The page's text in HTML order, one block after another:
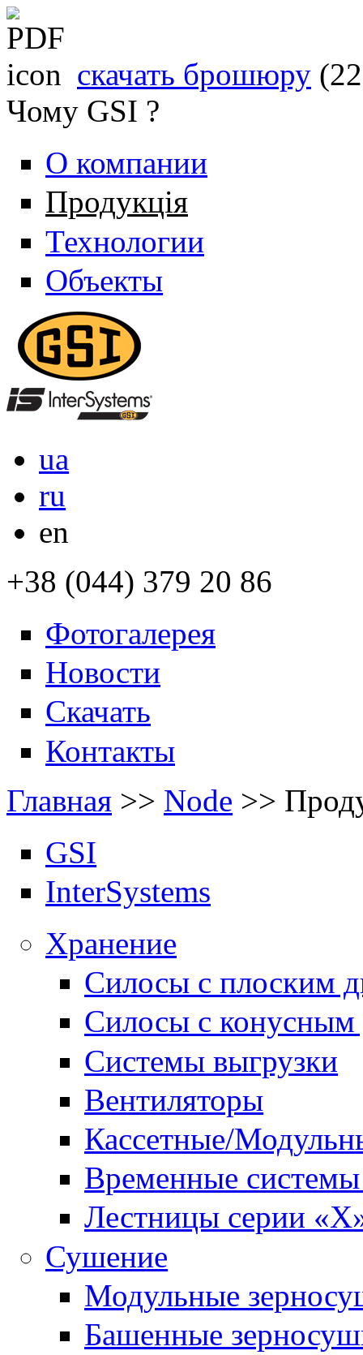
скачать брошюру
Чому GSI ?
О компании
Продукція
Технологии
Объекты
ua
ru
en
+38 (044) 379 20 86
Фотогалерея
Новости
Скачать
Контакты
Главная >> Node >>
GSI
InterSystems
Хранение
Силосы с плоским
Силосы с
Системы выгрузки
Вентиляторы
Кассетные/
Временные
Лестницы серии
Сушение
Модульные
Башенные